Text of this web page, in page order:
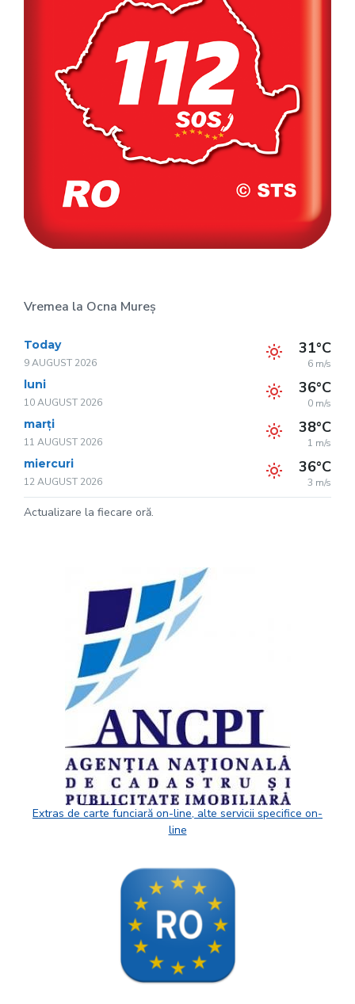
Vremea la Ocna Mureș
Today
9 AUGUST 2026
31°C
6 m/s
luni
10 AUGUST 2026
36°C
0 m/s
marți
11 AUGUST 2026
38°C
1 m/s
miercuri
12 AUGUST 2026
36°C
3 m/s
Actualizare la fiecare oră.
Extras de carte funciară on-line, alte servicii specifice on-
line